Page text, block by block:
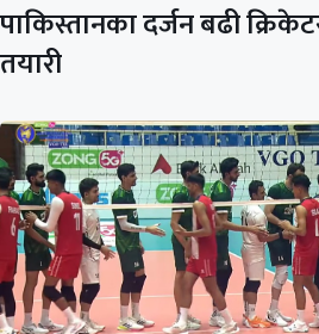
पाकिस्तानका दर्जन बढी
तयारी